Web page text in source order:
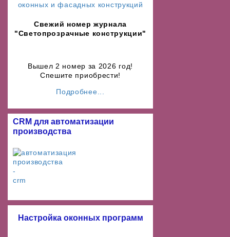
Свежий номер журнала
"Светопрозрачные конструкции"
Вышел 2 номер за 2026 год!
Спешите приобрести!
Подробнее...
CRM для автоматизации
производства
Настройка оконных программ